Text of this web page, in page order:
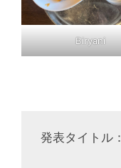
Biryani
発表タイトル：